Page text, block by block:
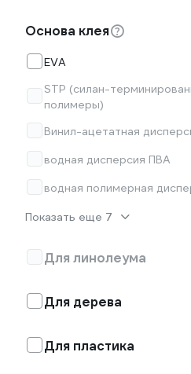
Основа клея
EVA
STP (силан-
полимеры)
Винил-ацетатная
водная дисперсия ПВА
водная полимерная
Показать еще 7
Для линолеума
Для дерева
Для пластика